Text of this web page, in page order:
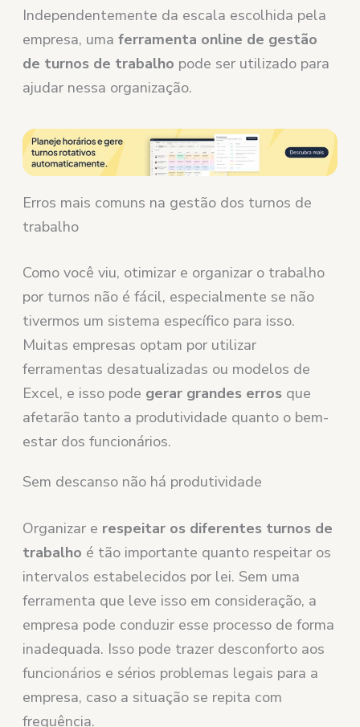
Independentemente da escala escolhida pela
empresa, uma ferramenta online de gestão
de turnos de trabalho pode ser utilizado para
ajudar nessa organização.
Erros mais comuns na gestão dos turnos de
trabalho
Como você viu, otimizar e organizar o trabalho
por turnos não é fácil, especialmente se não
tivermos um sistema específico para isso.
Muitas empresas optam por utilizar
ferramentas desatualizadas ou modelos de
Excel, e isso pode gerar grandes erros que
afetarão tanto a produtividade quanto o bem-
estar dos funcionários.
Sem descanso não há produtividade
Organizar e respeitar os diferentes turnos de
trabalho é tão importante quanto respeitar os
intervalos estabelecidos por lei. Sem uma
ferramenta que leve isso em consideração, a
empresa pode conduzir esse processo de forma
inadequada. Isso pode trazer desconforto aos
funcionários e sérios problemas legais para a
empresa, caso a situação se repita com
frequência.